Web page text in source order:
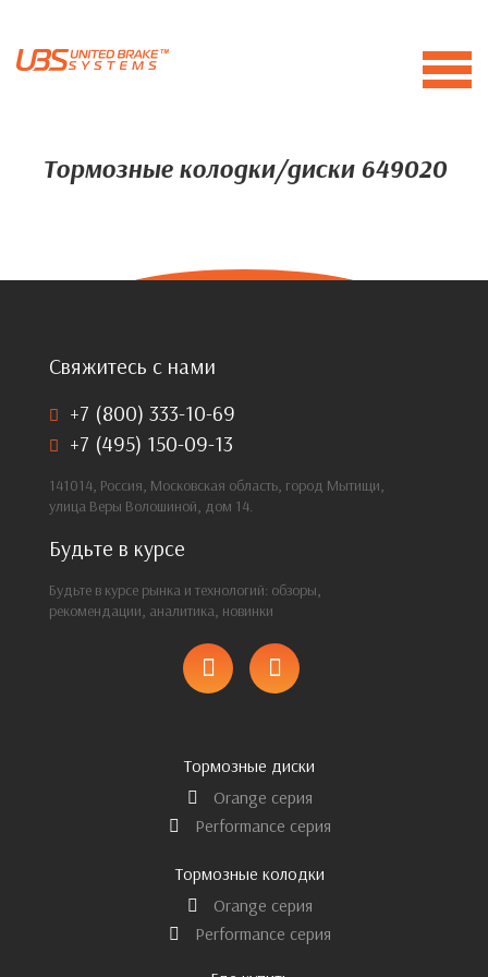
Тормозные колодки/диски 649020
Свяжитесь с нами
+7 (800) 333-10-69
+7 (495) 150-09-13
141014, Россия, Московская область, город Мытищи,
улица Веры Волошиной, дом 14.
Будьте в курсе
Будьте в курсе рынка и технологий: обзоры,
рекомендации, аналитика, новинки
Тормозные диски
Orange серия
Performance серия
Тормозные колодки
Orange серия
Performance серия